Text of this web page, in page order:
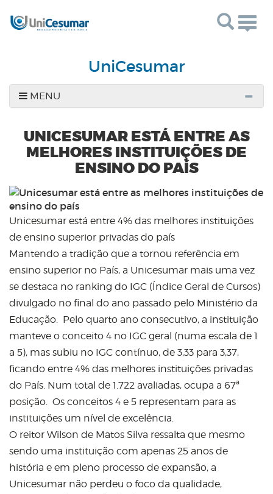
UniCesumar
MENU
UNICESUMAR ESTÁ ENTRE AS
MELHORES INSTITUIÇÕES DE
ENSINO DO PAÍS
Unicesumar está entre 4% das melhores instituições
de ensino superior privadas do país
Mantendo a tradição que a tornou referência em
ensino superior no País, a Unicesumar mais uma vez
se destaca no ranking do IGC (Índice Geral de Cursos)
divulgado no final do ano passado pelo Ministério da
Educação. Pelo quarto ano consecutivo, a instituição
manteve o conceito 4 no IGC geral (numa escala de 1
a 5), mas subiu no IGC contínuo, de 3,33 para 3,37,
ficando entre 4% das melhores instituições privadas
do País. Num total de 1.722 avaliadas, ocupa a 67ª
posição. Os conceitos 4 e 5 representam para as
instituições um nível de excelência.
O reitor Wilson de Matos Silva ressalta que mesmo
sendo uma instituição com apenas 25 anos de
história e em pleno processo de expansão, a
Unicesumar não perdeu o foco da qualidade,